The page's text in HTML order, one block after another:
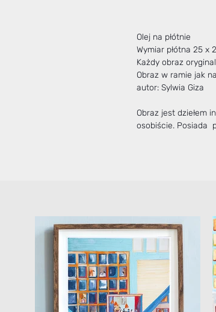
Olej na płótnie
Wymiar płótna 25 x
Każdy obraz
Obraz w ramie jak
autor: Sylwia Giza
Obraz jest dziełem
osobiście. Posiada